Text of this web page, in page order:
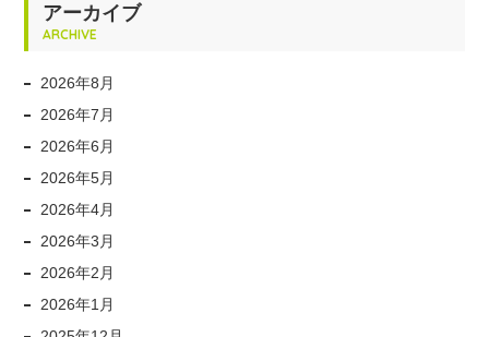
アーカイブ
ARCHIVE
2026年8月
2026年7月
2026年6月
2026年5月
2026年4月
2026年3月
2026年2月
2026年1月